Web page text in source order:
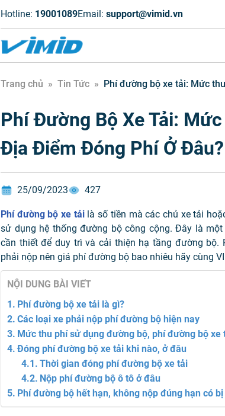
Hotline: 19001089Email: support@vimid.vn
Trang chủ » Tin Tức » Phí đường bộ xe tải: Mức
Phí Đường Bộ Xe Tải:
Địa Điểm Đóng Phí Ở Đâu?
25/09/2023 427
Phí đường bộ xe tảilà số tiền mà các chủ xe tải
sử dụng hệ thống đường bộ công cộng. Đây là
cần thiết để duy trì và cải thiện hạ tầng đường
phải nộp nên giá phí đường bộ bao nhiêu hãy cùng
NỘI DUNG BÀI VIẾT
Phí đường bộ xe tải là gì?
Các loại xe phải nộp phí đường bộ hiện nay
Mức thu phí sử dụng đường bộ, phí đường bộ xe
Đóng phí đường bộ xe tải khi nào, ở đâu
Thời gian đóng phí đường bộ xe tải
Nộp phí đường bộ ô tô ở đâu
Phí đường bộ hết hạn, không nộp đúng hạn có